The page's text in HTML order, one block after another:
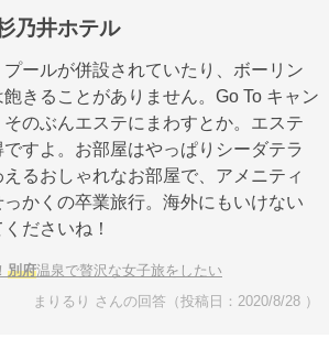
乃井ホテル
ールが併設されていたり、ボーリン
きることがありません。Go To キャン
のぶんエステにまわすとか。エステ
すよ。お部屋はやっぱりシーダテラ
るおしゃれなお部屋で、アメニティ
かくの卒業旅行。海外にもいけない
ださいね！
別府温泉で贅沢な女子旅をしたい
まりるり さんの回答（投稿日：2020/8/28 ）